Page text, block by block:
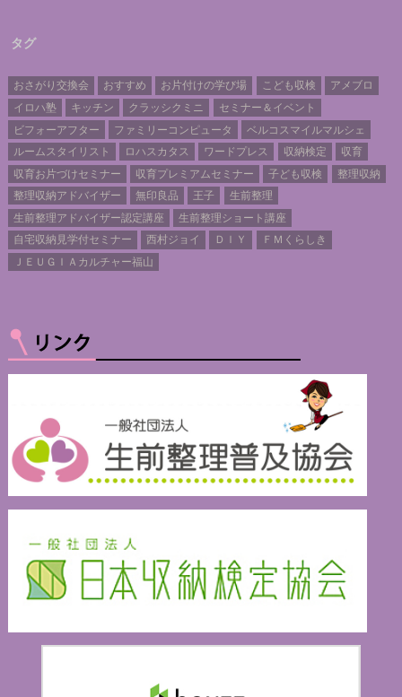
タグ
おさがり交換会 おすすめ お片付けの学び場 こども収検
アメブロ
イロハ塾
キッチン クラッシクミニ
セミナー＆イベント
ビフォーアフター
ファミリーコンピュータ
ベルコスマイルマルシェ
ルームスタイリスト
ロハスカタス ワードプレス 収納検定
収育
収育お片づけセミナー
収育プレミアムセミナー 子ども収検
整理収納
整理収納アドバイザー
無印良品 王子
生前整理
生前整理アドバイザー認定講座
生前整理ショート講座
自宅収納見学付セミナー
西村ジョイ ＤＩＹ
ＦＭくらしき
ＪＥＵＧＩＡカルチャー福山